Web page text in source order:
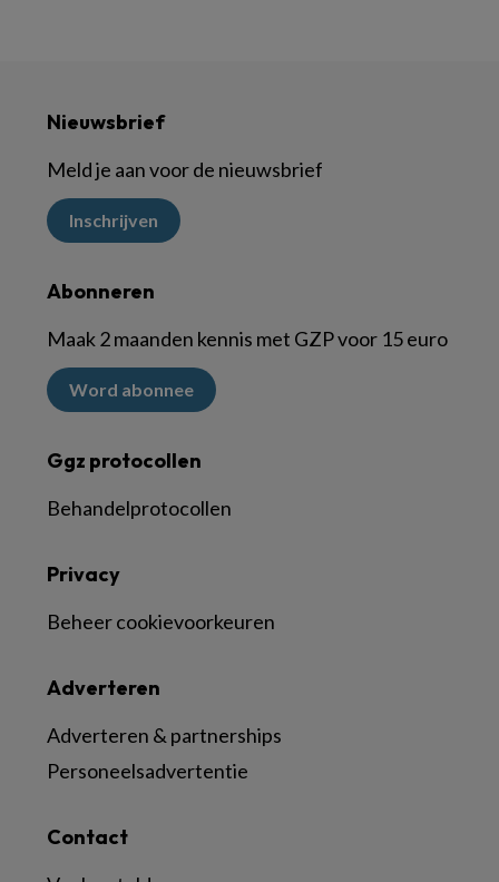
Nieuwsbrief
Meld je aan voor de nieuwsbrief
Inschrijven
Abonneren
Maak 2 maanden kennis met GZP voor 15 euro
Word abonnee
Ggz protocollen
Behandelprotocollen
Contact
Adverteren
Adverteren & partnerships
Personeelsadvertentie
Privacy
Beheer cookievoorkeuren